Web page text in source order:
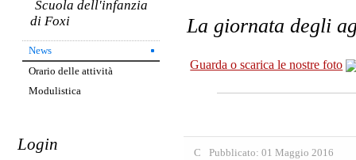
Scuola dell'infanzia
di Foxi
News
Orario delle attività
Modulistica
Login
La giornata degli
Guarda o scarica le nostre foto
Pubblicato: 01 Maggio 2016